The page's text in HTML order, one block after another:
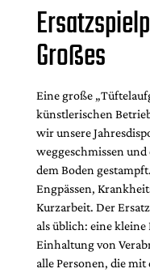
Großes
Eine große
künstlerischen
wir unsere
weggeschmissen und
dem Boden
Engpässen,
Kurzarbeit. Der
als üblich: eine kleine
Einhaltung von
alle Personen, die